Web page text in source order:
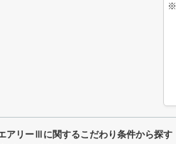
※
アリーⅢに関するこだわり条件から探す